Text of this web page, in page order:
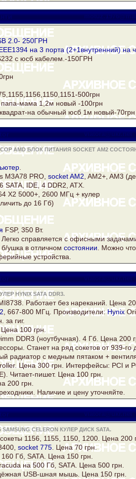
2.0- 250ГРН
на 3 порта (2+1внутренний) на
с юсб кабелем.-150ГРН
500грн
мама 1,2м новый -100грн
на обычный юсб 1м новый-70грн
viatora@ukr.net
AMD БЛОК ПИТАНИЯ SOCKET AM2
M3A78 PRO, socket AM2 , AM2+, AM3
SATA, IDE, 4 DDR2 , ATX.
Х2 5000+, 2600 МГц + кулер
до 16 Гб)
FSP, 350 Вт.
Легко справляется с офисными
ушка в отличном состоянии . Можно
устройства.
viatora@ukr.net
HYNIX SATA DDR3.
Работает без нареканий. Цена
, 667-800 МГц. Производители:Hynix
за гиг.
100 грн.
DDR3 (ноутбучная). 4 Гб. Цена 200
Станет на ряд сокетов от 939-
радиатор с медным пятаком +
Цена 300 грн. Интерфейсы: PCI и
Читает-пишет. Цена 100 грн.
200 грн.
Наличие и цену уточняйте.
viatora@ukr.net
CELERON КУЛЕР ДИСК SATA.
1156, 1155, 1150, 1200. Цена 200
socket 775 . Цена 70 грн.
Гб, SATA . Цена 150 грн.
на 500 Гб, SATA . Цена 500 грн.
USB-шная мышь. Цена 150 грн.